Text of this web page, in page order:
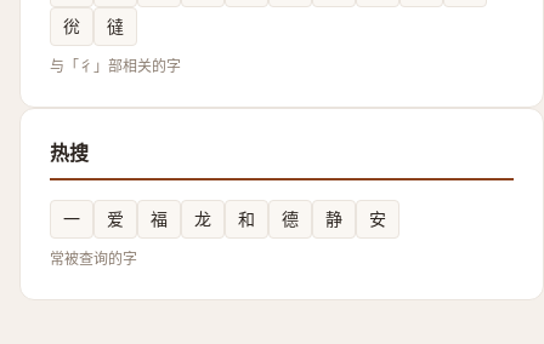
㣞
㣵
与「彳」部相关的字
热搜
一 爱 福 龙 和 德 静 安
常被查询的字